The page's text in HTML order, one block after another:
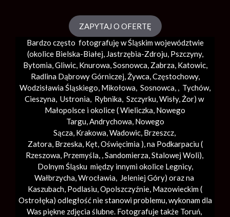
ZAPYTAJ O OFERTĘ
Bardzo często fotografuję w Śląskim województwie
(okolice Bielska-Białej, Jastrzębia-Zdroju, Pszczyny,
Bytomia, Gliwic, Knurowa, Sosnowca, Zabrza, Katowic,
Radlina Dąbrowy Górniczej, Żywca, Częstochowy,
Wodzisławia Śląskiego, Mikołowa, Sosnowca, , Tychów,
Cieszyna, Ustronia, Rybnika, Szczyrku, Wisły, Żor) w
Małopolsce i okolice (Wieliczka, Nowego
Targu,Andrychowa, Nowego
Sącza, Krakowa,Wadowic, Brzeszcz,
Zatora, Brzeska, Kęt,Oświęcimia), na Podkarpaciu (
Rzeszowa, Przemyśla, ,Sandomierza,Stalowej Woli),
Dolnym Śląsku między innymi okolice Legnicy,
Wałbrzycha,Wrocławia, Jeleniej Góry) oraz na
Kaszubach, Podlasiu, Opolszczyźnie, Mazowieckim (
Ostrołęka) odległość nie stanowi problemu, wykonam dla
Was piękne zdjęcia ślubne. Fotografuje także Toruń,